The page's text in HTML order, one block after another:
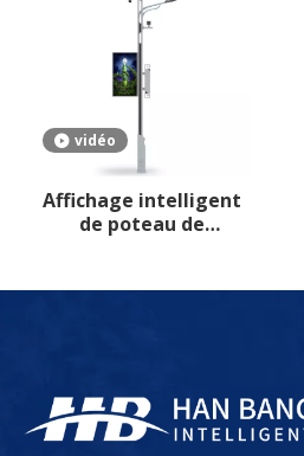
vidéo
Affichage intelligent
de poteau de